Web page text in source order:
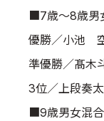
■7歳～8歳男
優勝／小池 空
準優勝／髙木
3位／上段奏太
■9歳男女混合